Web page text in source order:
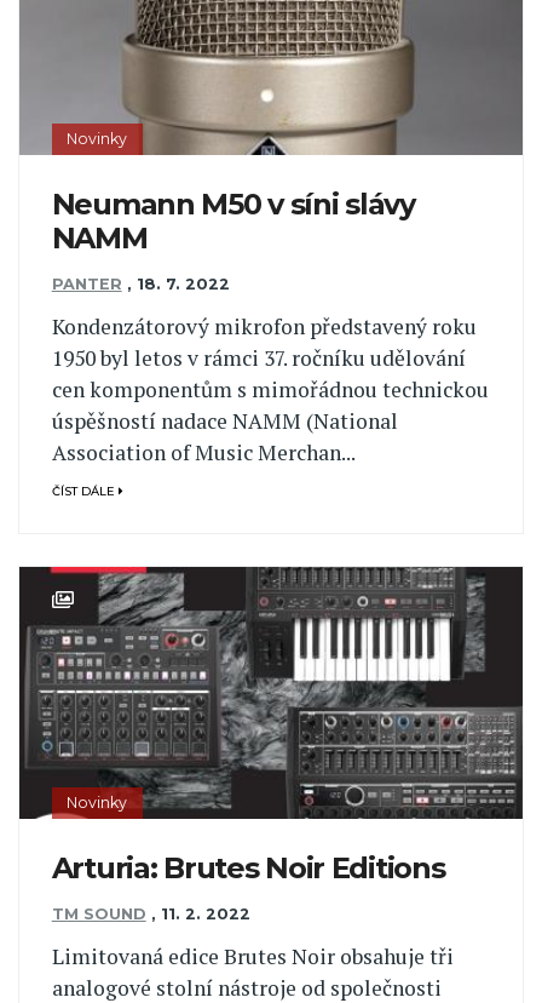
Novinky
Neumann M50 v síni slávy
NAMM
PANTER , 18. 7. 2022
Kondenzátorový mikrofon představený roku
1950 byl letos v rámci 37. ročníku udělování
cen komponentům s mimořádnou technickou
úspěšností nadace NAMM (National
Association of Music Merchan...
ČÍST DÁLE
Novinky
Arturia: Brutes Noir Editions
TM SOUND , 11. 2. 2022
Limitovaná edice Brutes Noir obsahuje tři
analogové stolní nástroje od společnosti